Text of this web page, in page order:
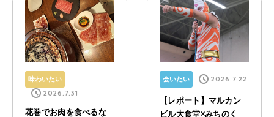
味わいたい
2026.7.31
花巻でお肉を食べるな
会いたい 2026.7.22
【レポート】マルカン
ビル大食堂×みちのく